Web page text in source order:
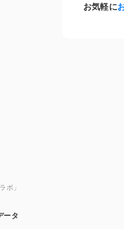
ボ」
ータ
お気軽に